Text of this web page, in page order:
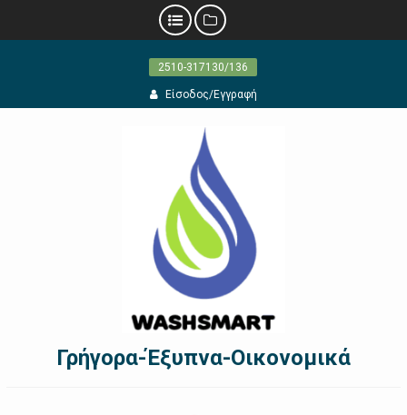
2510-317130/136
Είσοδος/Εγγραφή
Γρήγορα-Έξυπνα-Οικονομικά